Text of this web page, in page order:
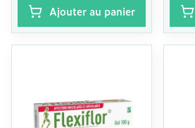
Ajouter au panier